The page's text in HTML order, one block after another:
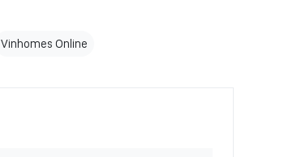
Vinhomes Online